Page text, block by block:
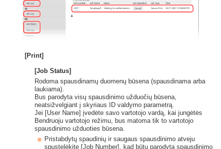
[Print]
[Job Status]
Rodoma spausdinamų duomenų būsena (spausdinama arba
laukiama).
Bus parodyta visų spausdinimo užduočių būsena,
neatsižvelgiant į skyriaus ID valdymo parametrą.
Jei [User Name] įvedėte savo vartotojo vardą, kai jungėtės
Bendruoju vartotojo režimu, bus matoma tik to vartotojo
spausdinimo užduoties būsena.
Pristabdytų spaudinių ir saugaus spausdinimo atveju
spustelėkite [Job Number], kad būtų parodyta spausdinimo